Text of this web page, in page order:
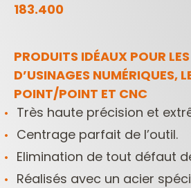
183.400
PRODUITS IDÉAUX POUR
D’USINAGES NUMÉRIQUES,
POINT/POINT ET CNC
Très haute précision et
Centrage parfait de l’outil.
Elimination de tout défaut
Réalisés avec un acier